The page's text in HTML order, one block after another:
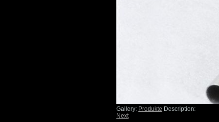
Gallery: Produkte Description:
Next